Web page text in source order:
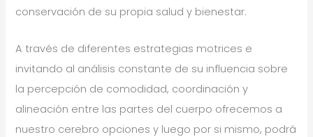
conservación de su propia salud y bienestar.
A través de diferentes estrategias motrices e
invitando al análisis constante de su influencia sobre
la percepción de comodidad, coordinación y
alineación entre las partes del cuerpo ofrecemos a
nuestro cerebro opciones y luego por si mismo, podrá